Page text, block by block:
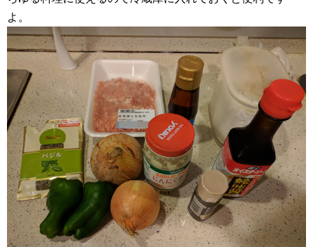
よ。